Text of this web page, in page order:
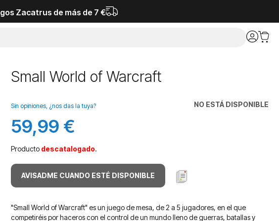
Zacatrus de más de 7 €
Small World of Warcraft
NO ESTÁ DISPONIBLE
Sin opiniones, ¿nos das la tuya?
59,99 €
Producto descatalogado.
AVISADME CUANDO ESTÉ DISPONIBLE
"Small World of Warcraft" es un juego de mesa, de 2 a 5 jugadores, en el que
competiréis por haceros con el control de un mundo lleno de guerras, batallas y